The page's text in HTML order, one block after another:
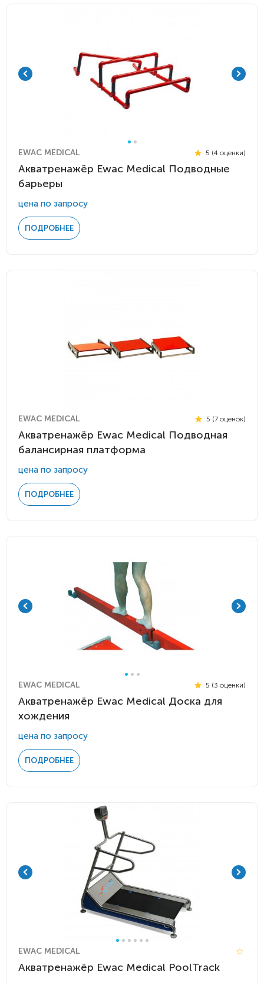
EWAC MEDICAL 5 (4 оценки)
Акватренажёр Ewac Medical Подводные
барьеры
цена по запросу
ПОДРОБНЕЕ
EWAC MEDICAL 5 (7 оценок)
Акватренажёр Ewac Medical Подводная
балансирная платформа
цена по запросу
ПОДРОБНЕЕ
EWAC MEDICAL 5 (3 оценки)
Акватренажёр Ewac Medical Доска для
хождения
цена по запросу
ПОДРОБНЕЕ
EWAC MEDICAL
Акватренажёр Ewac Medical PoolTrack